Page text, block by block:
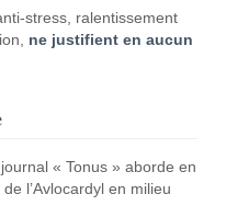
stress, ralentissement
ne justifient en aucun
« Tonus » aborde en
l’Avlocardyl en milieu